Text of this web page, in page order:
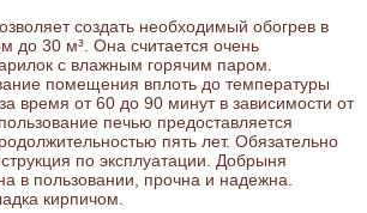
создать необходимый обогрев в
до 30 м³. Она считается очень
с влажным горячим паром.
помещения вплоть до температуры
время от 60 до 90 минут в зависимости от
печью предоставляется
пять лет. Обязательно
по эксплуатации. Добрыня
в пользовании, прочна и надежна.
кирпичом.